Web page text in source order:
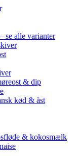
se alle varianter
& dip
kød & åst
& kokosmælk